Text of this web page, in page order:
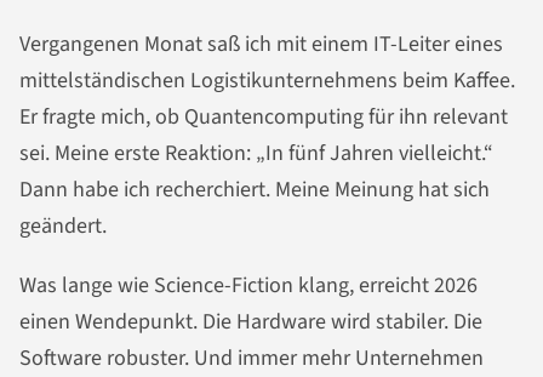
Vergangenen Monat saß ich mit einem IT-Leiter eines
mittelständischen Logistikunternehmens beim Kaffee.
Er fragte mich, ob Quantencomputing für ihn relevant
sei. Meine erste Reaktion: „In fünf Jahren vielleicht.“
Dann habe ich recherchiert. Meine Meinung hat sich
geändert.
Was lange wie Science-Fiction klang, erreicht 2026
einen Wendepunkt. Die Hardware wird stabiler. Die
Software robuster. Und immer mehr Unternehmen